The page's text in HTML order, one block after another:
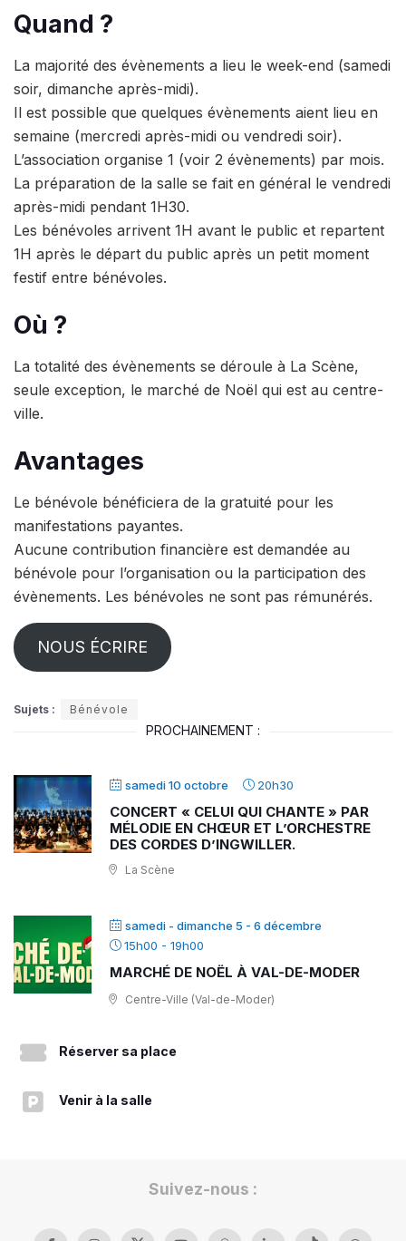
Quand ?
La majorité des évènements a lieu le week-end (samedi
soir, dimanche après-midi).
Il est possible que quelques évènements aient lieu en
semaine (mercredi après-midi ou vendredi soir).
L’association organise 1 (voir 2 évènements) par mois.
La préparation de la salle se fait en général le vendredi
après-midi pendant 1H30.
Les bénévoles arrivent 1H avant le public et repartent
1H après le départ du public après un petit moment
festif entre bénévoles.
Où ?
La totalité des évènements se déroule à La Scène,
seule exception, le marché de Noël qui est au centre-
ville.
Avantages
Le bénévole bénéficiera de la gratuité pour les
manifestations payantes.
Aucune contribution financière est demandée au
bénévole pour l’organisation ou la participation des
évènements. Les bénévoles ne sont pas rémunérés.
NOUS ÉCRIRE
Sujets : Bénévole
PROCHAINEMENT :
samedi 10 octobre 20h30
CONCERT « CELUI QUI CHANTE » PAR
MÉLODIE EN CHŒUR ET L’ORCHESTRE
DES CORDES D’INGWILLER.
La Scène
samedi - dimanche 5 - 6 décembre
15h00 - 19h00
MARCHÉ DE NOËL À VAL-DE-MODER
Centre-Ville (Val-de-Moder)
Réserver sa place
Venir à la salle
Suivez-nous :